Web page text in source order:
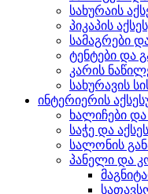
სახურაის
პიკაპის
სამაგრები
ტენტები და
კარის
სახურავის
ინტერიერის
ხალიჩები და
საჭე და
სალონის
პანელი და